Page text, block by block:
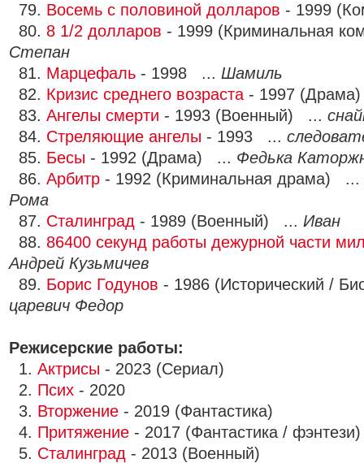
79. Восемь с половиной долларов - 1999
80. 8 1/2 долларов - 1999 (Криминальная
Степан
81. Марцефаль - 1998 ... Шамиль
82. Кризис среднего возраста - 1997
83. Ангелы смерти - 1993 (Военный) ...
84. Стреляющие ангелы - 1993 ...
85. Бесы - 1992 (Драма) ... Федька
86. Арбитр - 1992 (Криминальная драма) ...
Рома
87. Сталинград - 1989 (Военный) ... Иван
88. 86400 секунд работы дежурной части
Андрей Кузьмичев
89. Борис Годунов - 1986 (Исторический /
царевич Федор
Режисерские работы:
1. Актрисы - 2023 (Сериал)
2. Псих - 2020
3. Вторжение - 2019 (Фантастика)
4. Притяжение - 2017 (Фантастика / фэнтези)
5. Сталинград - 2013 (Военный)